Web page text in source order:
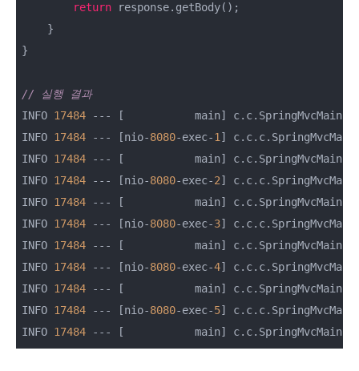
return response.getBody();
    }
}
// 실행 결과
INFO 17484 --- [           main]
INFO 17484 --- [nio-8080-exec-1 ]
INFO 17484 --- [           main]
INFO 17484 --- [nio-8080-exec-2]
INFO 17484 --- [           main]
INFO 17484 --- [nio-8080-exec-3]
INFO 17484 --- [           main]
INFO 17484 --- [nio-8080-exec-4]
INFO 17484 --- [           main]
INFO 17484 --- [nio-8080-exec-5]
INFO 17484 --- [           main]